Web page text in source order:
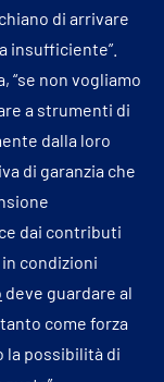
di arrivare
insufficiente”.
“se non vogliamo
a strumenti di
dalla loro
di garanzia che
dai contributi
condizioni
deve guardare al
come forza
la possibilità di